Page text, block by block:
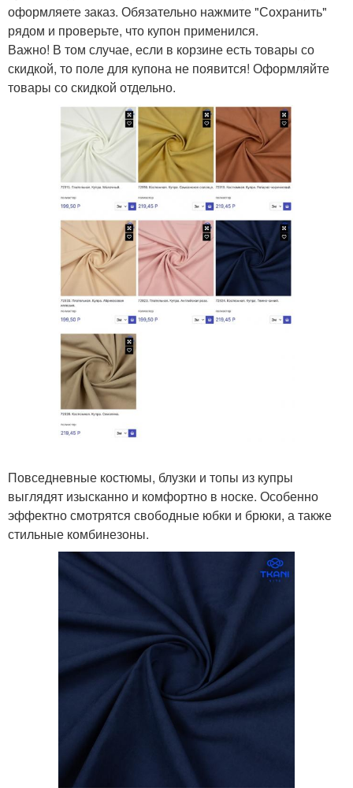
оформляете заказ. Обязательно нажмите "Сохранить"
рядом и проверьте, что купон применился.
Важно! В том случае, если в корзине есть товары со
скидкой, то поле для купона не появится! Оформляйте
товары со скидкой отдельно.
Повседневные костюмы, блузки и топы из купры
выглядят изысканно и комфортно в носке. Особенно
эффектно смотрятся свободные юбки и брюки, а также
стильные комбинезоны.